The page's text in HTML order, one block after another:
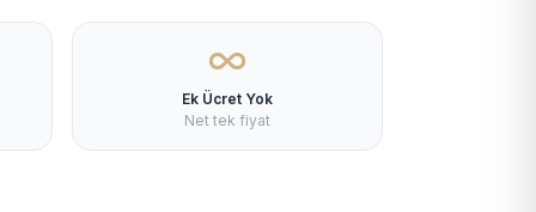
Ek Ücret Yok
Net tek fiyat